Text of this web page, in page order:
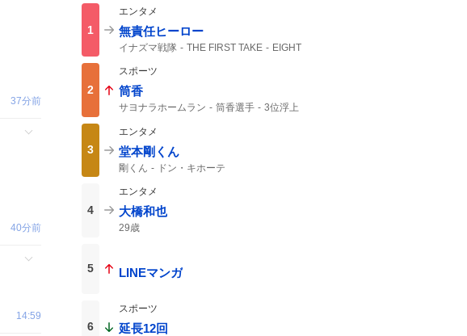
37分前
40分前
14:59
1
エンタメ
無責任ヒーロー
イナズマ戦隊 THE FIRST TAKE
EIGHT
させてもらいました
2
スポーツ
筒香
サヨナラホームラン 筒香選手
3位浮上
サヨナラ勝ち
47分
10号
延長戦
3
エンタメ
堂本剛くん
剛くん ドン・キホーテ
4
エンタメ
大橋和也
29歳
5 LINEマンガ
6
スポーツ
延長12回